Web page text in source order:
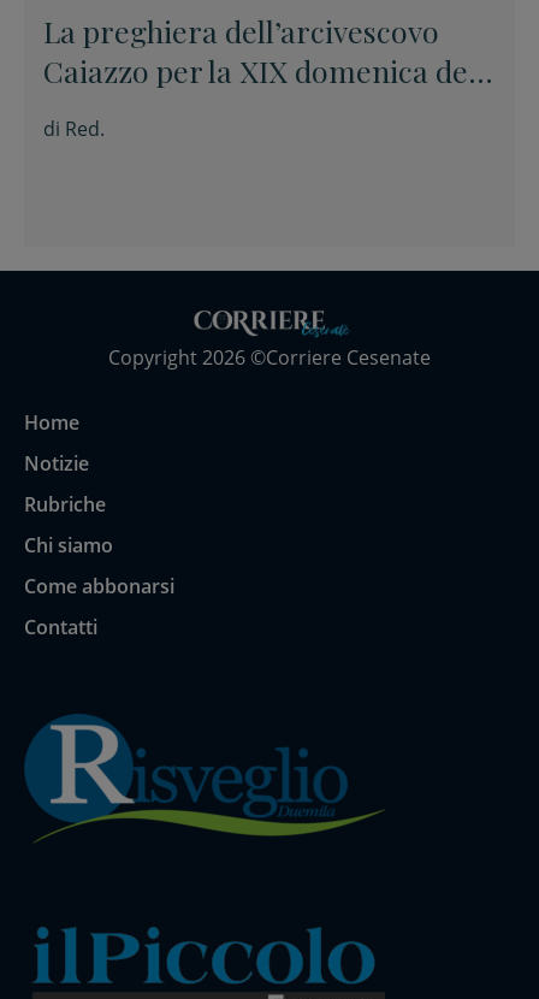
La preghiera dell’arcivescovo
Caiazzo per la XIX domenica del
Tempo ordinario
di Red.
Copyright 2026 ©Corriere Cesenate
Home
Notizie
Rubriche
Chi siamo
Come abbonarsi
Contatti